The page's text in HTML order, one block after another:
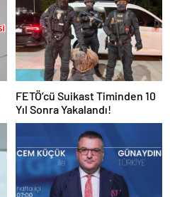
FETÖ’cü Suikast Timinden 10
Yıl Sonra Yakalandı!